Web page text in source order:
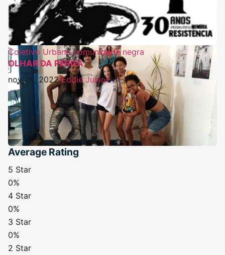
Coletivo Urbanocomunidade negra
OLHAR DA PERIFA
nov 26, 2022Eddie Junior
Average Rating
5 Star
0%
4 Star
0%
3 Star
0%
2 Star